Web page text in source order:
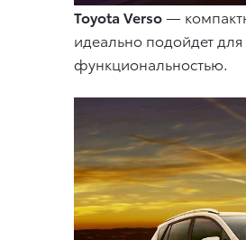
Toyota Verso—
идеально подойдет
функциональностью.